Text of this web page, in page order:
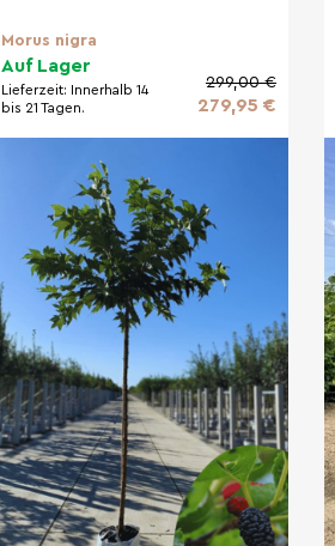
Morus nigra
Auf Lager
Lieferzeit: Innerhalb 14
bis 21 Tagen.
299,00 €
279,95 €